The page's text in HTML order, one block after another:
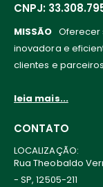
CNPJ:
MISSÃO Oferecer
inovadora e
clientes e
leia mais...
CONTATO
LOCALIZAÇÃO:
Rua Theobaldo
- SP, 12505-211